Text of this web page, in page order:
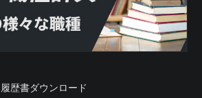
履歴書ダウンロード